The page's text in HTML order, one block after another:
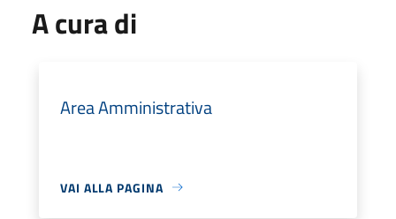
A cura di
Area Amministrativa
VAI ALLA PAGINA